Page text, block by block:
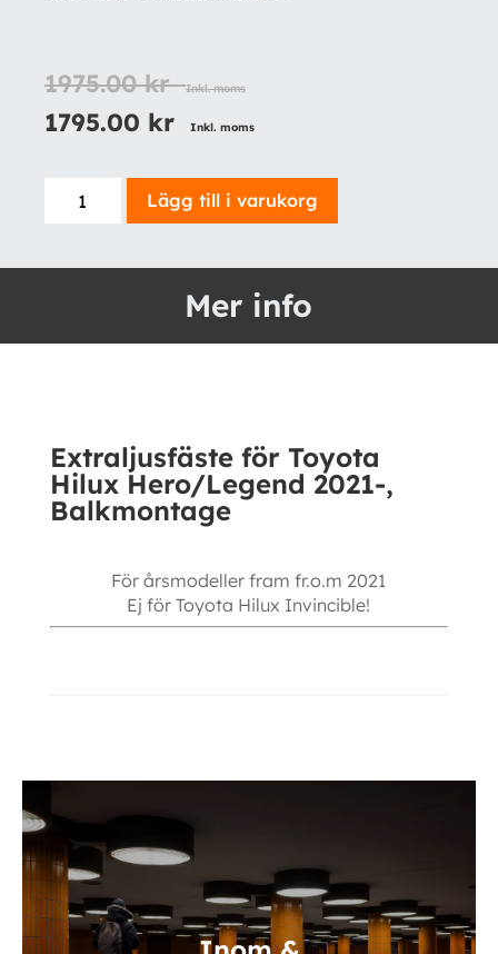
1975.00kr Inkl. moms
1795.00 kr Inkl. moms
Extraljusfäste
2021-,
Lägg till i varukorg
Mer info
Extraljusfäste för Toyota
Hilux Hero/Legend 2021-,
Balkmontage
För årsmodeller fram fr.o.m 2021
Ej för Toyota Hilux Invincible!